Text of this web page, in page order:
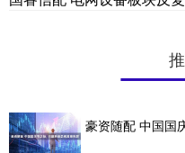
豪资随配 中国国